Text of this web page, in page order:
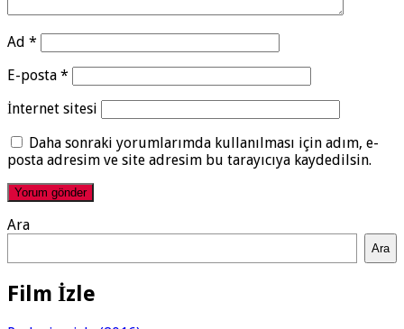
Ad *
E-posta *
İnternet sitesi
Daha sonraki yorumlarımda kullanılması için adım, e-
posta adresim ve site adresim bu tarayıcıya kaydedilsin.
Ara
Ara
Film İzle